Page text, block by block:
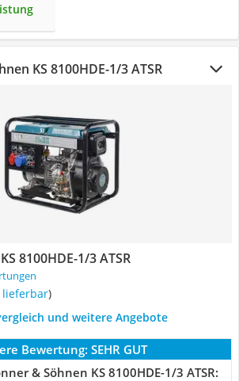
KS 8100HDE-1/3 ATSR
8100HDE-1/3 ATSR
lieferbar)
und weitere Angebote
Bewertung: SEHR GUT
& Söhnen KS 8100HDE-1/3 ATSR: